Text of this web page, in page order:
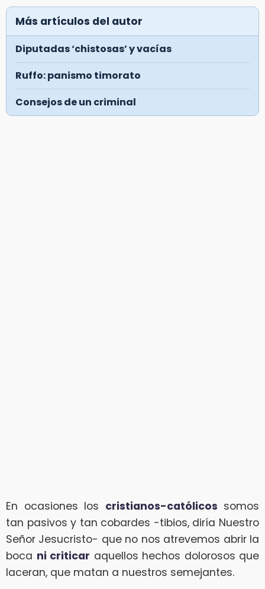
Más artículos del autor
Diputadas ‘chistosas’ y vacías
Ruffo: panismo timorato
Consejos de un criminal
En ocasiones los cristianos-católicos somos
tan pasivos y tan cobardes -tibios, diría Nuestro
Señor Jesucristo- que no nos atrevemos abrir la
boca ni criticar aquellos hechos dolorosos que
laceran, que matan a nuestros semejantes.